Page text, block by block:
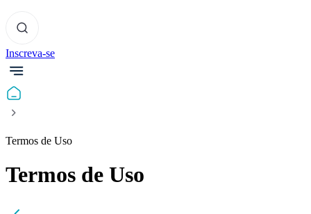
Inscreva-se
Termos de Uso
Termos de Uso